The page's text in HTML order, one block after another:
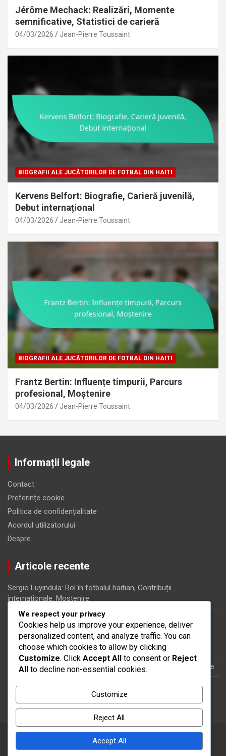
Jérôme Mechack: Realizări, Momente
semnificative, Statistici de carieră
04/03/2026 Jean-Pierre Toussaint
BIOGRAFII ALE JUCĂTORILOR DE FOTBAL DIN HAITI
Kervens Belfort: Biografie, Carieră juvenilă,
Debut internațional
04/03/2026 Jean-Pierre Toussaint
BIOGRAFII ALE JUCĂTORILOR DE FOTBAL DIN HAITI
Frantz Bertin: Influențe timpurii, Parcurs
profesional, Moștenire
04/03/2026 Jean-Pierre Toussaint
Informații legale
Contact
Preferințe cookie
Politica de confidențialitate
Acordul utilizatorului
Despre
Articole recente
Sergio Luyindula: Rol în fotbalul haitian, Contribuții
internaționale, Moștenire
Jérôme Mechack: Realizări, Momente semnificative, Statistici
de carieră
Kervens Belfort: Biografie, Carieră juvenilă, Debut internațional
Frantz Bertin: Influențe timpurii, Parcurs profesional, Moștenire
Michaël Cuisance: Istoricul personal, Dezvoltarea în fotbal,
Copyright © 2026primariasiret.ro
We respect your privacy
Cookies help us improve your experience, deliver
personalized content, and analyze traffic. You can
choose which cookies to allow by clicking
Customize. Click Accept All to consent or Reject
All to decline non-essential cookies.
Customize
Reject All
Accept All